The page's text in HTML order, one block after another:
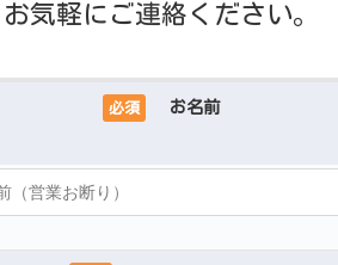
お気軽にご連絡ください。
必須 お名前